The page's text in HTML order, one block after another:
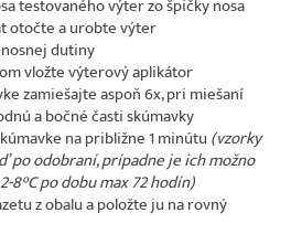
testovaného výter zo špičky nosa
otočte a urobte výter
dutiny
vložte výterový aplikátor
zamiešajte aspoň 6x, pri miešaní
a bočné časti skúmavky
na približne 1 minútu (vzorky
po odobraní, prípadne je ich možno
po dobu max 72 hodín)
z obalu a položte ju na rovný